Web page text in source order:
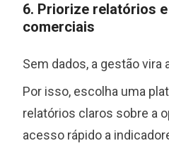
6. Priorize relatórios
comerciais
Sem dados, a gestão vira
Por isso, escolha uma
relatórios claros sobre a
acesso rápido a